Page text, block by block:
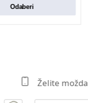
Odaberi
Želite možda